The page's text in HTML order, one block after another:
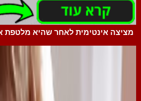
מציצה אינטימית לאחר שהיא